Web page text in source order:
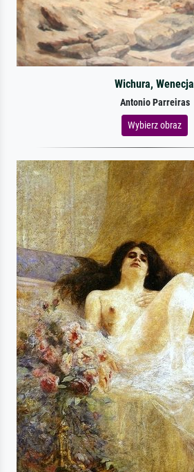
Wichura, Wenecja
Antonio Parreiras
Wybierz obraz